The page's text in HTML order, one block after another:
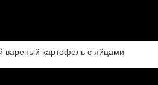
вареный картофель с яйцами